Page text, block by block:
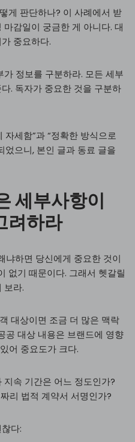
게 판단하나? 이 사례에서 받
감일이 궁금한 게 아니다. 대
중요하다.
정보를 구분하라. 모든 세부
. 독자가 중요한 것을 구분하
세함”과 “정확한 방식으로
었으니, 본인 글과 동료 글을
세부사항이
려하라
냐하면 당신에게 중요한 것이
없기 때문이다. 그래서 헷갈릴
보라.
대상이면 조금 더 많은 맥락
공 대상 내용은 브랜드에 영향
어 중요도가 크다.
속 기간은 어느 정도인가?
리 법적 계약서 서명인가?
다: